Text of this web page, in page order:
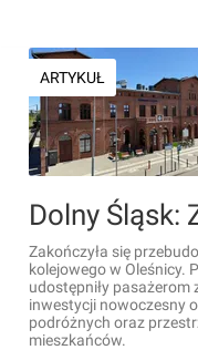
ARTYKUŁ
Zakończyła się
kolejowego w Oleśnicy.
udostępniły pasażerom
inwestycji nowoczesny
podróżnych oraz
mieszkańców.